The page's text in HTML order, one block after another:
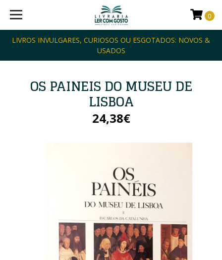
LIVROS INVULGARES, CURIOSOS OU ESGOTADOS: NOVOS &
USADOS
0
OS PAINEIS DO MUSEU DE
LISBOA
24,38€